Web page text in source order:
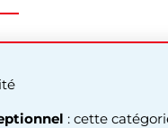
: cette